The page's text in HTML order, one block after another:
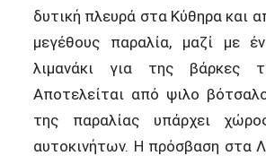
δυτική πλευρά στα Κύθηρα και
μεγέθους παραλία, μαζί με
λιμανάκι για της βάρκες
Αποτελείται από ψιλο
της παραλίας υπάρχει
αυτοκινήτων. Η πρόσβαση στα